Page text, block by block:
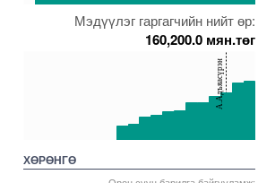
5000000000000005271997
5000000000000005271691
5000000000000005272030
Мэдүүлэг гаргагчийн нийт өр:
160,200.0 мян.төг
5000000000000005271691
А.Адъяасүрэн
ХӨРӨНГӨ